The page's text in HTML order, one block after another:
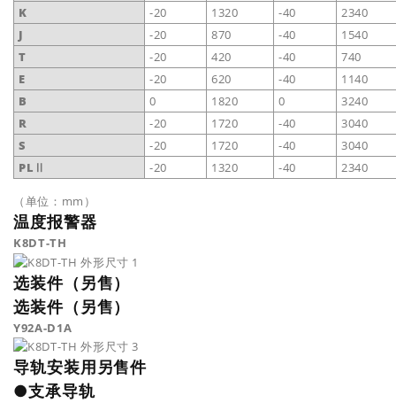
K
-20 1320 -40
2340
J
-20 870 -40
1540
T
-20 420 -40
740
E
-20 620 -40
1140
B
0 1820 0
3240
R
-20 1720 -40
3040
S
-20 1720 -40
3040
PLⅡ
-20 1320 -40 2340
（单位：mm）
温度报警器
K8DT-TH
选装件（另售）
选装件（另售）
Y92A-D1A
导轨安装用另售件
●支承导轨